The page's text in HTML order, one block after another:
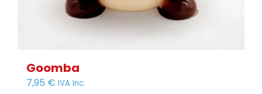
Goomba
7,95 € IVA Inc.